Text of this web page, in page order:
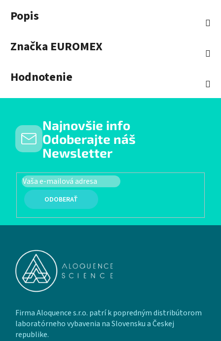
Popis
Značka EUROMEX
Hodnotenie
Najnovšie info
Odoberajte náš
Newsletter
PRIHLÁSIŤ SA
Firma Aloquence s.r.o. patrí k popredným distribútorom
laboratórneho vybavenia na Slovensku a Českej
republike.